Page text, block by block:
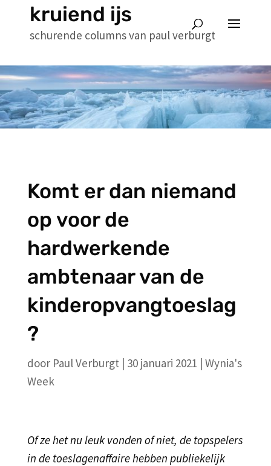
kruiend ijs
schurende columns van paul verburgt
Komt er dan niemand
op voor de
hardwerkende
ambtenaar van de
kinderopvangtoeslag
?
door Paul Verburgt | 30 januari 2021 | Wynia's
Week
Of ze het nu leuk vonden of niet, de topspelers
in de toeslagenaffaire hebben publiekelijk